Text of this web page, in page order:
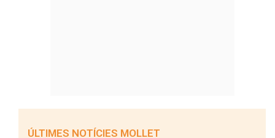
ÚLTIMES NOTÍCIES MOLLET